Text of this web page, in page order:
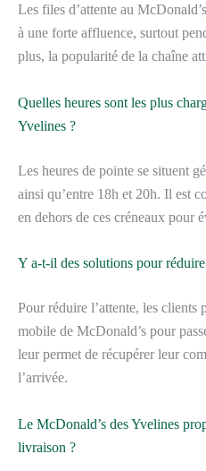
Les files d’attente au
à une forte affluence, surtout
plus, la popularité de la chaîne
Quelles heures sont les plus
Yvelines ?
Les heures de pointe se situent
ainsi qu’entre 18h et 20h. Il est
en dehors de ces créneaux pour
Y a-t-il des solutions pour réduire
Pour réduire l’attente, les clients
mobile de McDonald’s pour
leur permet de récupérer leur
l’arrivée.
Le McDonald’s des Yvelines
livraison ?